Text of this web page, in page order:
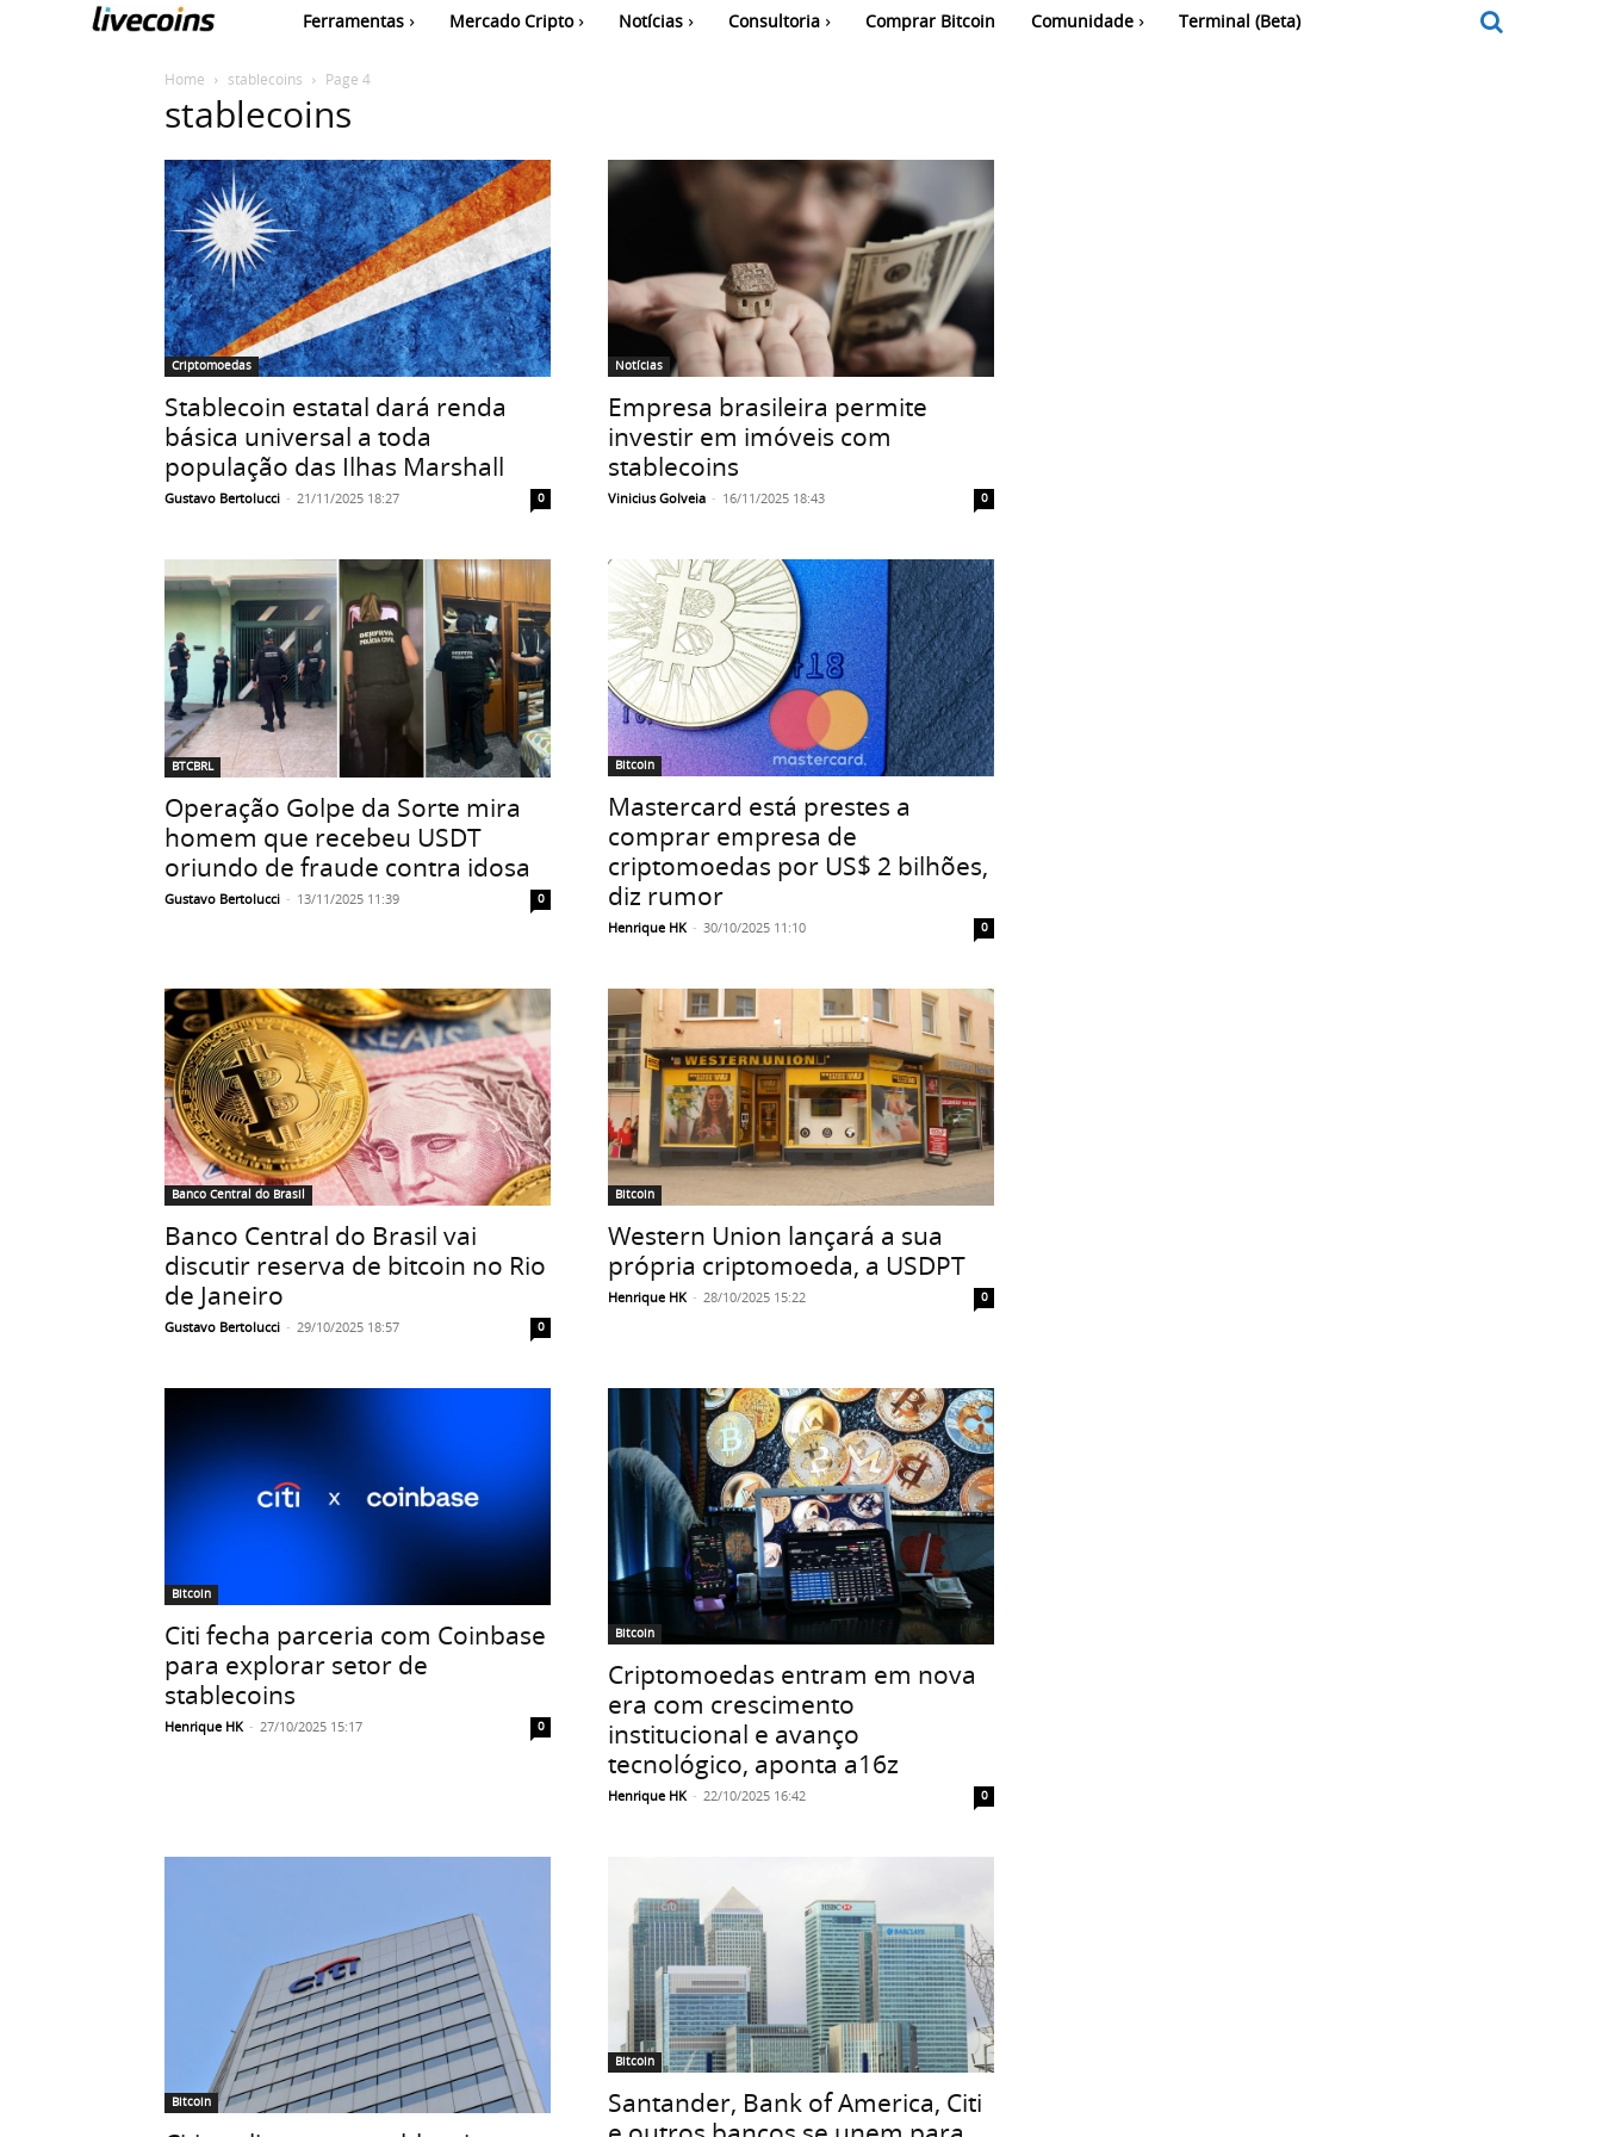
Ferramentas Mercado Cripto Notícias Consultoria Comprar Bitcoin Comunidade Terminal (Beta)
Home stablecoins Page 4
stablecoins
Criptomoedas
Stablecoin estatal dará renda
básica universal a toda
população das Ilhas Marshall
Gustavo Bertolucci - 21/11/2025 18:27 0
Notícias
Empresa brasileira permite
investir em imóveis com
stablecoins
Vinicius Golveia - 16/11/2025 18:43 0
BTCBRL
Operação Golpe da Sorte mira
homem que recebeu USDT
oriundo de fraude contra idosa
Gustavo Bertolucci - 13/11/2025 11:39 0
Bitcoin
Mastercard está prestes a
comprar empresa de
criptomoedas por US$ 2 bilhões,
diz rumor
Henrique HK - 30/10/2025 11:10 0
Banco Central do Brasil
Banco Central do Brasil vai
discutir reserva de bitcoin no Rio
de Janeiro
Gustavo Bertolucci - 29/10/2025 18:57 0
Bitcoin
Western Union lançará a sua
própria criptomoeda, a USDPT
Henrique HK - 28/10/2025 15:22 0
Bitcoin
Citi fecha parceria com Coinbase
para explorar setor de
stablecoins
Henrique HK - 27/10/2025 15:17 0
Bitcoin
Criptomoedas entram em nova
era com crescimento
institucional e avanço
tecnológico, aponta a16z
Henrique HK - 22/10/2025 16:42 0
Bitcoin
Bitcoin
Santander, Bank of America, Citi